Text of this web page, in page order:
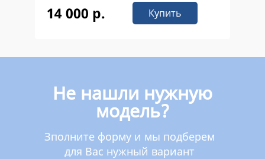
14 000 р. Купить
Не нашли нужную
модель?
Зполните форму и мы подберем
для Вас нужный вариант